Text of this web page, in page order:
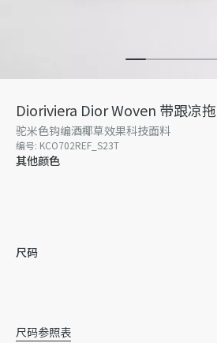
Dioriviera Dior Woven 带跟凉拖
驼米色钩编酒椰草效果科技面料
编号: KCO702REF_S23T
其他颜色
尺码
尺码参照表